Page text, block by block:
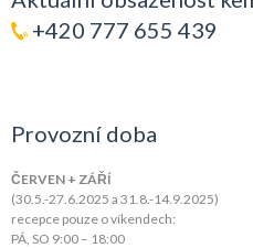
+420 777 655 439
Provozní doba
ČERVEN + ZÁŘÍ
(30.5.-27.6.2025 a 31.8.-14.9.2025)
recepce pouze o víkendech:
PÁ, SO 9:00 – 18:00